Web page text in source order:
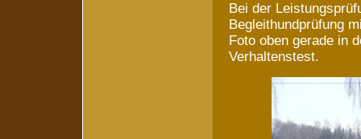
Bei der
Begleithundprüfung
Foto oben gerade in
Verhaltenstest.